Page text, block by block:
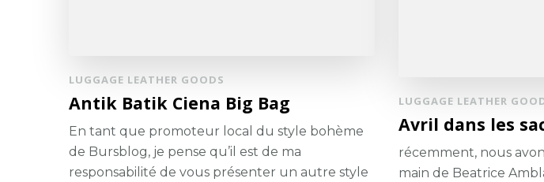
LUGGAGE LEATHER GOODS
Antik Batik Ciena Big Bag
En tant que promoteur local du style bohème
de Bursblog, je pense qu’il est de ma
responsabilité de vous présenter un autre style
LUGGAGE LEATHER
Avril dans les
récemment, nous
main de Beatrice